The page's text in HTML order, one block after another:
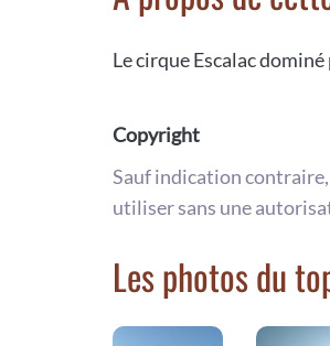
Le cirque Escalac
Copyright
Sauf indication contraire,
utiliser sans une
Les photos du